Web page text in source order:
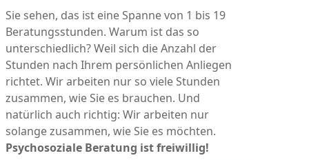
Sie sehen, das ist eine Spanne von 1 bis 19
Beratungsstunden. Warum ist das so
unterschiedlich? Weil sich die Anzahl der
Stunden nach Ihrem persönlichen Anliegen
richtet. Wir arbeiten nur so viele Stunden
zusammen, wie Sie es brauchen. Und
natürlich auch richtig: Wir arbeiten nur
solange zusammen, wie Sie es möchten.
Psychosoziale Beratung ist freiwillig!